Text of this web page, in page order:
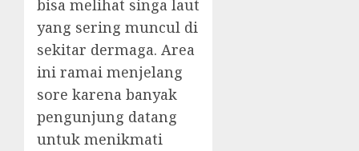
bisa melihat singa laut
yang sering muncul di
sekitar dermaga. Area
ini ramai menjelang
sore karena banyak
pengunjung datang
untuk menikmati